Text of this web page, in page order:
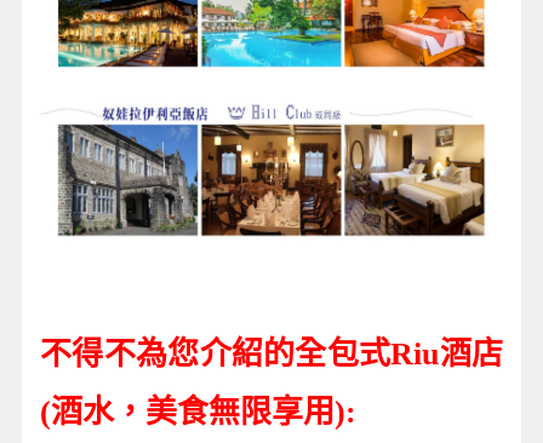
不得不為您介紹的全包式Riu酒店
(酒水，美食無限享用):